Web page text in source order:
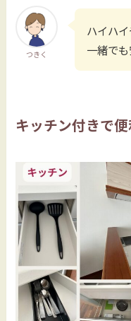
つきく
ハイハ
一緒で
キッチン付きで便